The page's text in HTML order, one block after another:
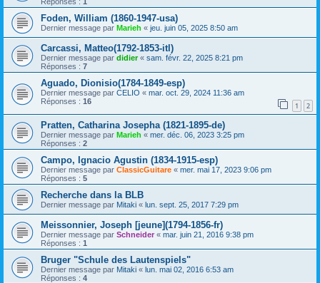
Foden, William (1860-1947-usa)
Dernier message par Marieh « jeu. juin 05, 2025 8:50 am
Carcassi, Matteo(1792-1853-itl)
Dernier message par didier« sam. févr. 22, 2025 8:21 pm
Réponses : 7
Aguado, Dionisio(1784-1849-esp)
Dernier message par CELIO « mar. oct. 29, 2024 11:36 am
Réponses : 16 1 2
Pratten, Catharina Josepha (1821-1895-de)
Dernier message par Marieh « mer. déc. 06, 2023 3:25 pm
Réponses : 2
Campo, Ignacio Agustin (1834-1915-esp)
Dernier message par ClassicGuitare « mer. mai 17, 2023 9:06 pm
Réponses : 5
Recherche dans la BLB
Dernier message par Mitaki « lun. sept. 25, 2017 7:29 pm
Meissonnier, Joseph [jeune](1794-1856-fr)
Dernier message par Schneider « mar. juin 21, 2016 9:38 pm
Réponses : 1
Bruger "Schule des Lautenspiels"
Dernier message par Mitaki « lun. mai 02, 2016 6:53 am
Réponses : 4